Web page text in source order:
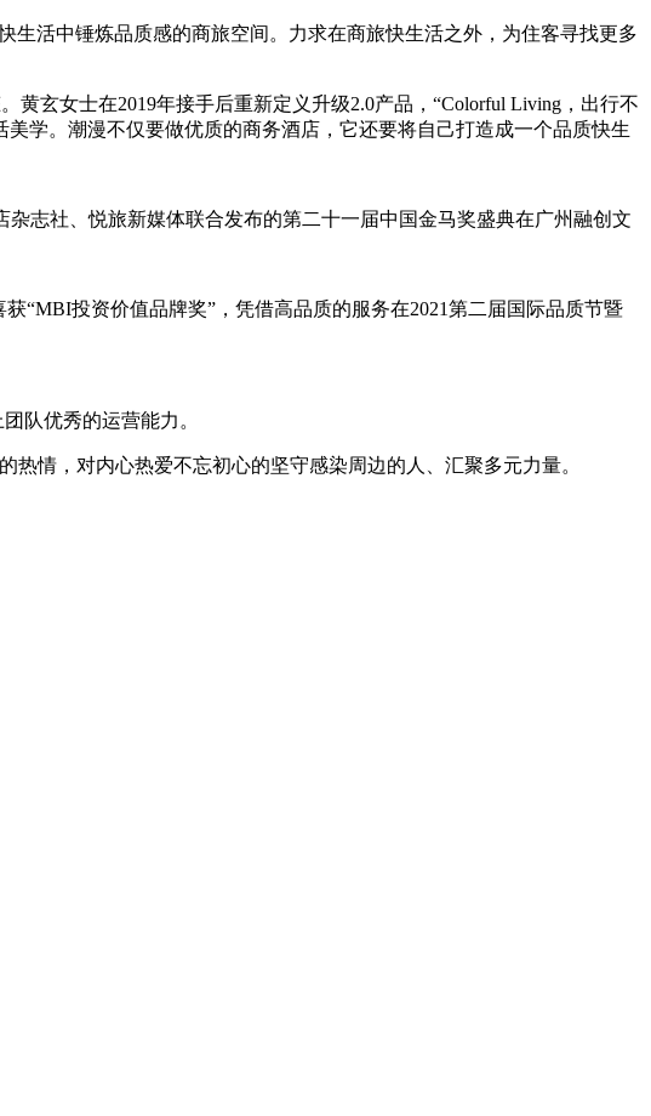
活中锤炼品质感的商旅空间。力求在商旅快生活之外，为住客寻找更多
玄女士在2019年接手后重新定义升级2.0产品，“Colorful Living，出行不
学。潮漫不仅要做优质的商务酒店，它还要将自己打造成一个品质快生
志社、悦旅新媒体联合发布的第二十一届中国金马奖盛典在广州融创文
投资价值品牌奖”，凭借高品质的服务在2021第二届国际品质节暨
队优秀的运营能力。
情，对内心热爱不忘初心的坚守感染周边的人、汇聚多元力量。